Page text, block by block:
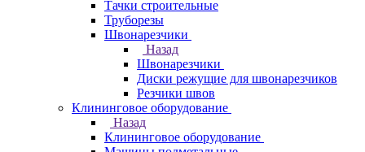
Тачки строительные
Труборезы
Швонарезчики
Назад
Швонарезчики
Диски режущие для швонарезчиков
Резчики швов
Клининговое оборудование
Назад
Клининговое оборудование